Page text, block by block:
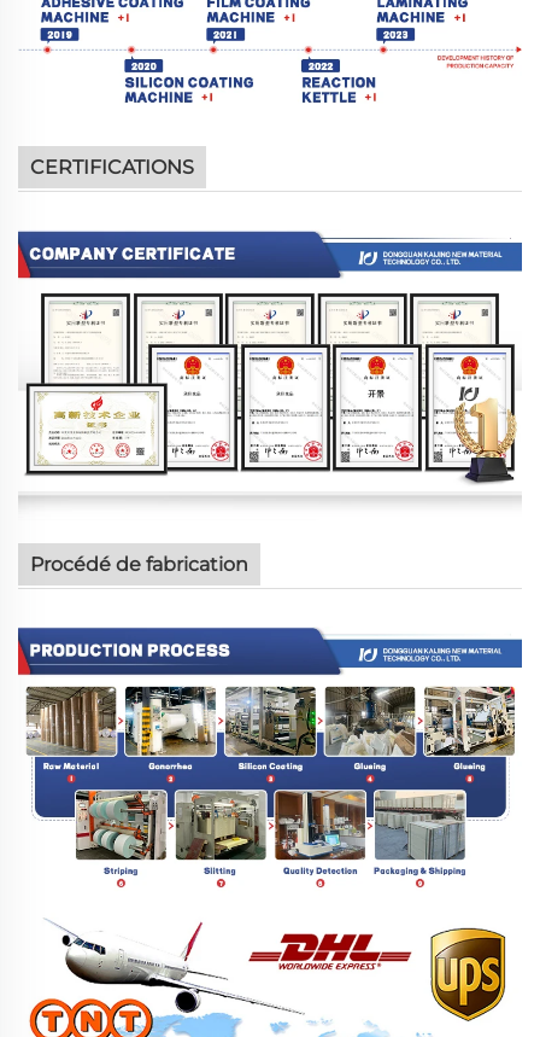
CERTIFICATIONS
Procédé de fabrication